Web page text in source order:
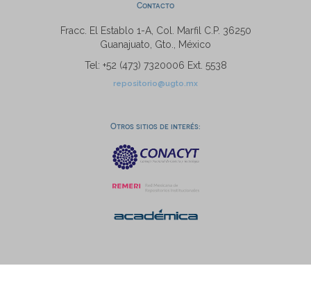
Contacto
Fracc. El Establo 1-A, Col. Marfil C.P. 36250
Guanajuato, Gto., México
Tel: +52 (473) 7320006 Ext. 5538
repositorio@ugto.mx
Otros sitios de interés: